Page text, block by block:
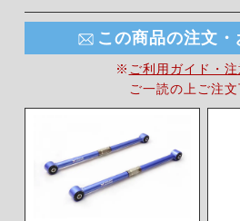
この商品の注文
※ ご利用ガイド・
ご一読の上ご注